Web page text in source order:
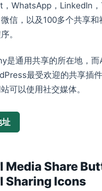
WhatsApp，LinkedIn，
信，以及100多个共享和
。
是通用共享的所在地，
最受欢迎的共享插
可以使用社交媒体。
址
Media Share
Sharing Icons